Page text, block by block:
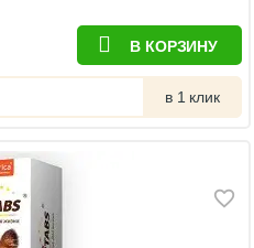
В КОРЗИНУ
в 1 клик